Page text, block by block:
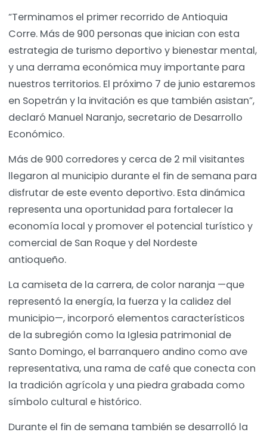
“Terminamos el primer recorrido de Antioquia
Corre. Más de 900 personas que inician con esta
estrategia de turismo deportivo y bienestar mental,
y una derrama económica muy importante para
nuestros territorios. El próximo 7 de junio estaremos
en Sopetrán y la invitación es que también asistan”,
declaró Manuel Naranjo, secretario de Desarrollo
Económico.
Más de 900 corredores y cerca de 2 mil visitantes
llegaron al municipio durante el fin de semana para
disfrutar de este evento deportivo. Esta dinámica
representa una oportunidad para fortalecer la
economía local y promover el potencial turístico y
comercial de San Roque y del Nordeste
antioqueño.
La camiseta de la carrera, de color naranja —que
representó la energía, la fuerza y la calidez del
municipio—, incorporó elementos característicos
de la subregión como la Iglesia patrimonial de
Santo Domingo, el barranquero andino como ave
representativa, una rama de café que conecta con
la tradición agrícola y una piedra grabada como
símbolo cultural e histórico.
Durante el fin de semana también se desarrolló la